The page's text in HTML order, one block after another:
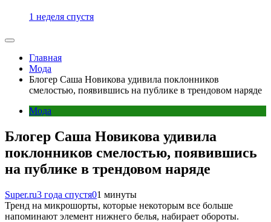
1 неделя спустя
Главная
Мода
Блогер Саша Новикова удивила поклонников
смелостью, появившись на публике в трендовом наряде
Мода
Блогер Саша Новикова удивила
поклонников смелостью, появившись
на публике в трендовом наряде
Super.ru3 года спустя01 минуты
Тренд на микрошорты, которые некоторым все больше
напоминают элемент нижнего белья, набирает обороты.